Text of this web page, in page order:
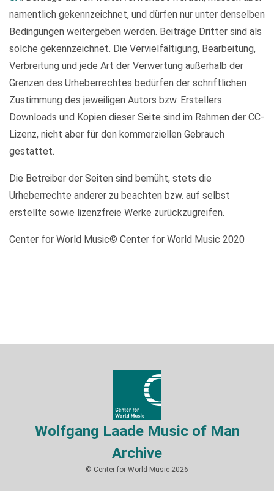
namentlich gekennzeichnet, und dürfen nur unter denselben
Bedingungen weitergeben werden. Beiträge Dritter sind als
solche gekennzeichnet. Die Vervielfältigung, Bearbeitung,
Verbreitung und jede Art der Verwertung außerhalb der
Grenzen des Urheberrechtes bedürfen der schriftlichen
Zustimmung des jeweiligen Autors bzw. Erstellers.
Downloads und Kopien dieser Seite sind im Rahmen der CC-
Lizenz, nicht aber für den kommerziellen Gebrauch
gestattet.
Die Betreiber der Seiten sind bemüht, stets die
Urheberrechte anderer zu beachten bzw. auf selbst
erstellte sowie lizenzfreie Werke zurückzugreifen.
Center for World Music© Center for World Music 2020
Wolfgang Laade Music of Man
Archive
© Center for World Music 2026